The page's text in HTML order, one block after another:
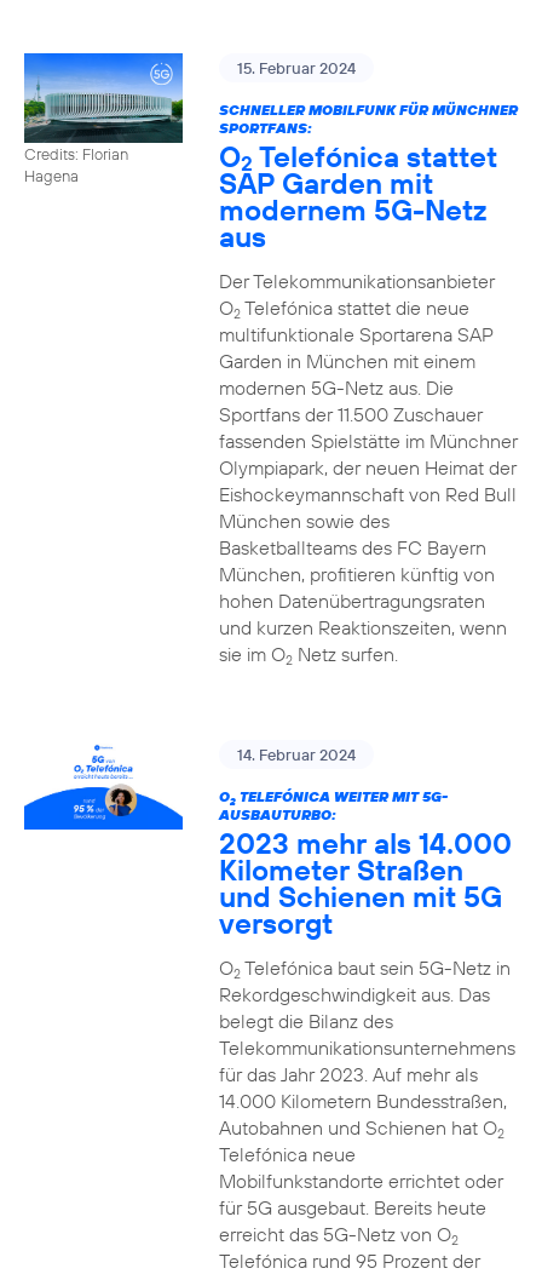
Credits: Florian
Hagena
15. Februar 2024
SCHNELLER MOBILFUNK FÜR MÜNCHNER
SPORTFANS:
O2 Telefónica stattet
SAP Garden mit
modernem 5G-Netz
aus
Der Telekommunikationsanbieter
O2Telefónica stattet die neue
multifunktionale Sportarena SAP
Garden in München mit einem
modernen 5G-Netz aus. Die
Sportfans der 11.500 Zuschauer
fassenden Spielstätte im Münchner
Olympiapark, der neuen Heimat der
Eishockeymannschaft von Red Bull
München sowie des
Basketballteams des FC Bayern
München, profitieren künftig von
hohen Datenübertragungsraten
und kurzen Reaktionszeiten, wenn
sie im O2Netz surfen.
14. Februar 2024
O2TELEFÓNICA WEITER MIT 5G-
AUSBAUTURBO:
2023 mehr als 14.000
Kilometer Straßen
und Schienen mit 5G
versorgt
O2Telefónica baut sein 5G-Netz in
Rekordgeschwindigkeit aus. Das
belegt die Bilanz des
Telekommunikationsunternehmens
für das Jahr 2023. Auf mehr als
14.000 Kilometern Bundesstraßen,
Autobahnen und Schienen hat O2
Telefónica neue
Mobilfunkstandorte errichtet oder
für 5G ausgebaut. Bereits heute
erreicht das 5G-Netz von O2
Telefónica rund 95 Prozent der